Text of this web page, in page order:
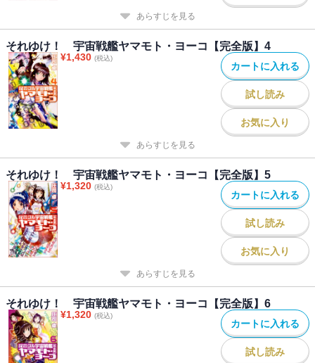
あらすじを見る
それゆけ！ 宇宙戦艦ヤマモト・ヨーコ【完全版】4
¥1,430 (税込)
カートに入れる
試し読み
お気に入り
あらすじを見る
それゆけ！ 宇宙戦艦ヤマモト・ヨーコ【完全版】5
¥1,320 (税込)
カートに入れる
試し読み
お気に入り
あらすじを見る
それゆけ！ 宇宙戦艦ヤマモト・ヨーコ【完全版】6
¥1,320 (税込)
カートに入れる
試し読み